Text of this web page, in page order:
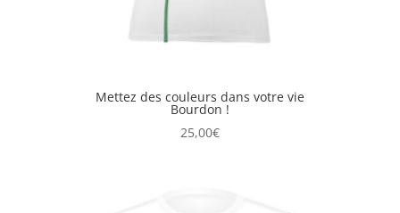
Mettez des couleurs dans votre vie
Bourdon !
25,00€